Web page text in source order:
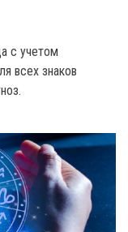
с учетом
всех знаков